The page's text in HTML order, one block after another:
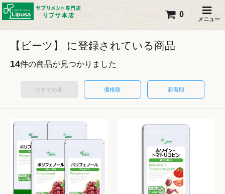
メニュー
0
【ビーツ】 に登録されている商品
14件の商品が見つかりました
おすすめ順 価格順 新着順